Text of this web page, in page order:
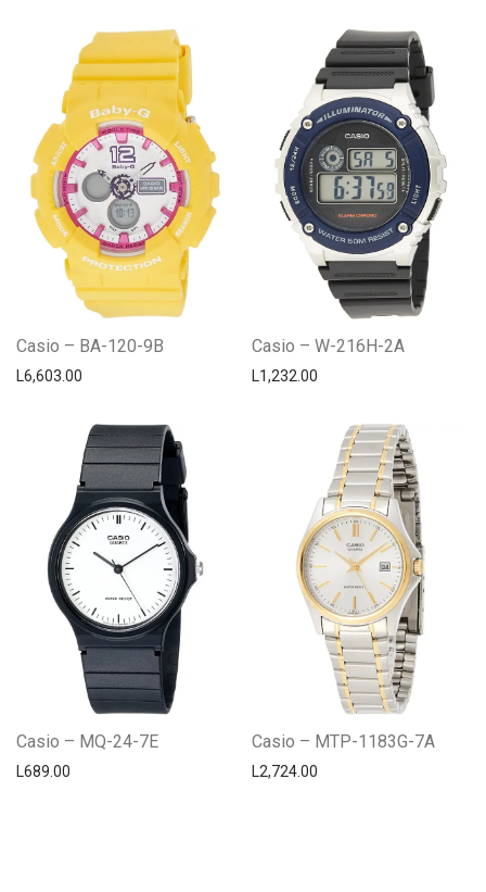
Casio – BA-120-9B
L6,603.00
Casio – W-216H-2A
L1,232.00
Casio – MQ-24-7E
L689.00
Casio – MTP-1183G-7A
L2,724.00